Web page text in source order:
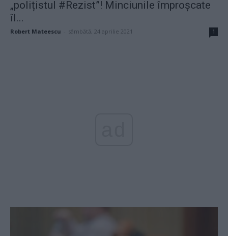
„polițistul #Rezist”! Minciunile împroșcate
îl...
Robert Mateescu sâmbătă, 24 aprilie 2021 1